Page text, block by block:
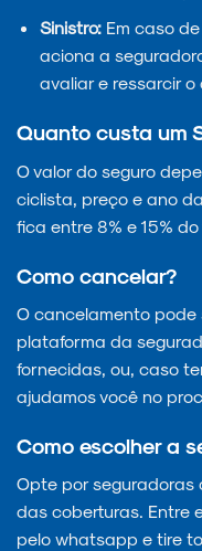
Sinistro:Em caso
aciona a
avaliar e ressarcir o
Quanto custa um
O valor do seguro
ciclista, preço e ano
fica entre 8% e 15% do
Como cancelar?
O cancelamento pode
plataforma da
fornecidas, ou, caso
ajudamos você no
Como escolher a
Opte por seguradoras
das coberturas. Entre
pelo whatsapp e tire